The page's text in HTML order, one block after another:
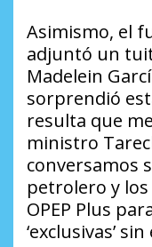
Asimismo, el
adjuntó un
Madelein
sorprendió
resulta que
ministro
conversamos
petrolero y los
OPEP Plus
‘exclusivas’